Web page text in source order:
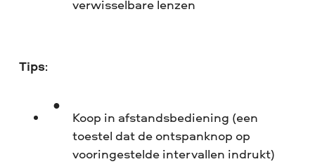
verwisselbare lenzen
Tips:
Koop in afstandsbediening (een
toestel dat de ontspanknop op
vooringestelde intervallen indrukt)